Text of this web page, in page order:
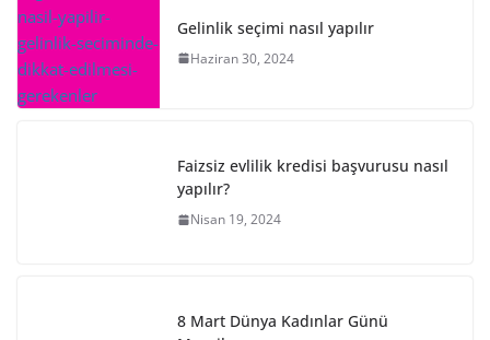
Gelinlik seçimi nasıl yapılır
Haziran 30, 2024
Faizsiz evlilik kredisi başvurusu nasıl
yapılır?
Nisan 19, 2024
8 Mart Dünya Kadınlar Günü